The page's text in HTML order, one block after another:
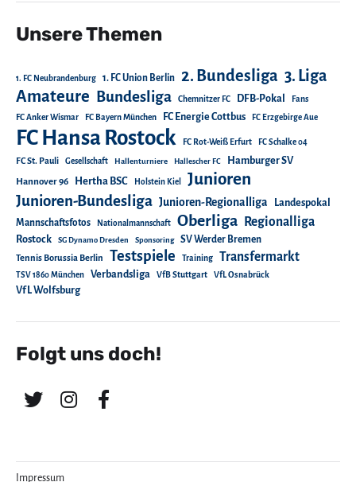
Unsere Themen
1. FC Neubrandenburg 1. FC Union Berlin 2. Bundesliga 3. Liga
Amateure Bundesliga Chemnitzer FC DFB-Pokal Fans
FC Anker Wismar FC Bayern München FC Energie Cottbus FC Erzgebirge Aue
FC Hansa Rostock FC Rot-Weiß Erfurt FC Schalke 04
FC St. Pauli Gesellschaft Hallenturniere Hallescher FC Hamburger SV
Hannover 96 Hertha BSC Holstein Kiel Junioren
Junioren-Bundesliga Junioren-Regionalliga
Landespokal
Mannschaftsfotos
Nationalmannschaft Oberliga Regionalliga
Rostock SG Dynamo Dresden Sponsoring SV Werder Bremen
Tennis Borussia Berlin Testspiele Training Transfermarkt
TSV 1860 München Verbandsliga VfB Stuttgart VfL Osnabrück
VfL Wolfsburg
Folgt uns doch!
Impressum